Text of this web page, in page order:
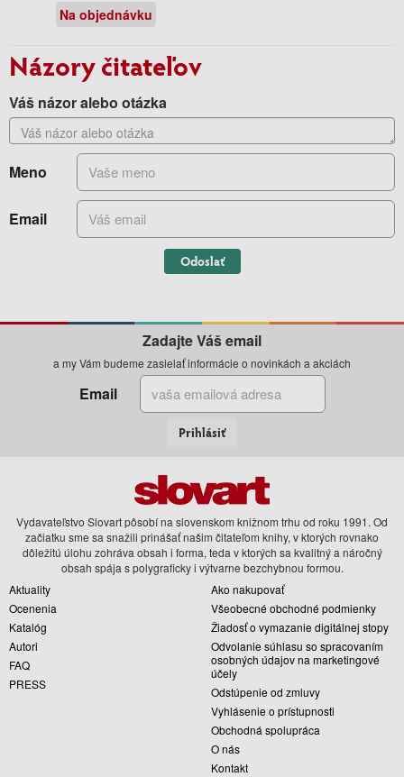
Na objednávku
Názory čitateľov
Váš názor alebo otázka
Meno
Email
Odoslať
Zadajte Váš email
a my Vám budeme zasielať informácie o novinkách a akciách
Email
Prihlásiť
Vydavateľstvo Slovart pôsobí na slovenskom knižnom trhu od roku 1991. Od
začiatku sme sa snažili prinášať našim čitateľom knihy, v ktorých rovnako
dôležitú úlohu zohráva obsah i forma, teda v ktorých sa kvalitný a náročný
obsah spája s polygraficky i výtvarne bezchybnou formou.
Aktuality
Ocenenia
Katalóg
Autori
FAQ
PRESS
Ako nakupovať
Všeobecné obchodné podmienky
Žiadosť o vymazanie digitálnej stopy
Odvolanie súhlasu so spracovaním
osobných údajov na marketingové
účely
Odstúpenie od zmluvy
Vyhlásenie o prístupnosti
Obchodná spolupráca
O nás
Kontakt